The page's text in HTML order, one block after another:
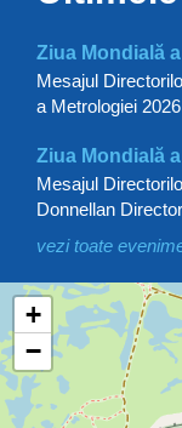
Ziua Mondială
Mesajul
a Metrologiei
Ziua Mondială
Mesajul
Donnellan
vezi toate
gmaps harta
+
−